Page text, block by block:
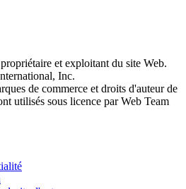
et exploitant du site Web.
Inc.
de commerce et droits d'auteur de
utilisés sous licence par Web Team